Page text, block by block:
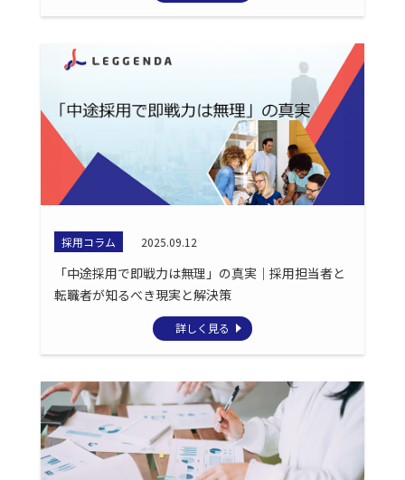
採用コラム 2025.09.12
「中途採用で即戦力は無理」の真実｜採用担当者と
転職者が知るべき現実と解決策
詳しく見る